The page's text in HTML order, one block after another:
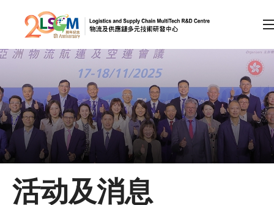
跳到内容（按回车键）
会员登录
A A EN 繁 简
主页
活动及消息